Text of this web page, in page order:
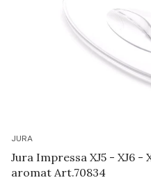
JURA
Jura Impressa XJ5 - XJ6 -
aromat Art.70834